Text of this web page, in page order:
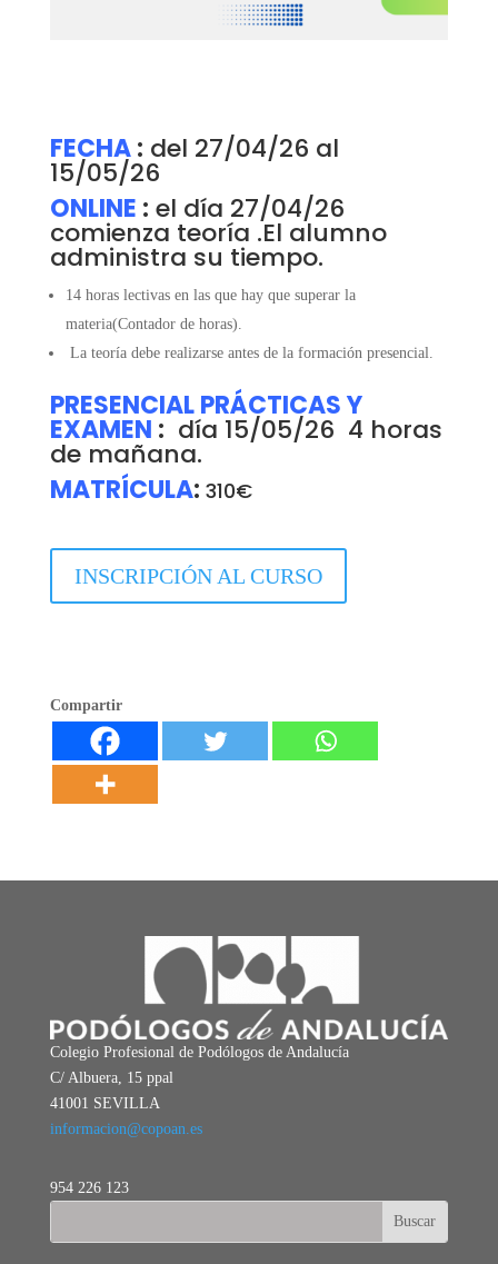
FECHA: del 27/04/26 al
15/05/26
ONLINE : el día 27/04/26
comienza teoría .El alumno
administra su tiempo.
14 horas lectivas en las que hay que superar la
materia(Contador de horas).
La teoría debe realizarse antes de la formación presencial.
PRESENCIAL PRÁCTICAS Y
EXAMEN : día 15/05/26 4 horas
de mañana.
MATRÍCULA: 310€
INSCRIPCIÓN AL CURSO
Compartir
Colegio Profesional de Podólogos de Andalucía
C/ Albuera, 15 ppal
41001 SEVILLA
informacion@copoan.es
954 226 123